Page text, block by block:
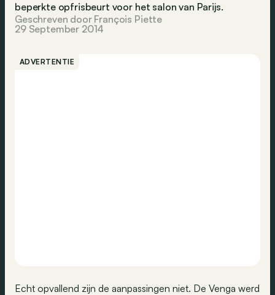
beperkte opfrisbeurt voor het salon van Parijs.
Geschreven door François Piette
29 September 2014
ADVERTENTIE
Echt opvallend zijn de aanpassingen niet. De Venga werd